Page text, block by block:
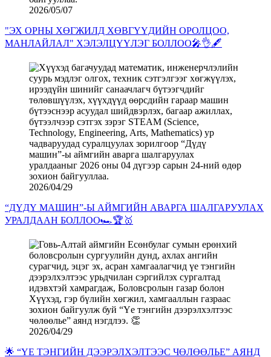
2026/05/07
"ЭХ ОРНЫ ХӨГЖИЛД ХӨВГҮҮДИЙН ОРОЛЦОО,
МАНЛАЙЛАЛ" ХЭЛЭЛЦҮҮЛЭГ БОЛЛОО🎤👌🖋️
2026/04/29
“ДҮДҮ МАШИН”-Ы АЙМГИЙН АВАРГА ШАЛГАРУУЛАХ
УРАЛДААН БОЛЛОО🏎️🏆🥇
2026/04/29
🌟 “ҮЕ ТЭНГИЙН ДЭЭРЭЛХЭЛТЭЭС ЧӨЛӨӨЛЬЕ” АЯНД